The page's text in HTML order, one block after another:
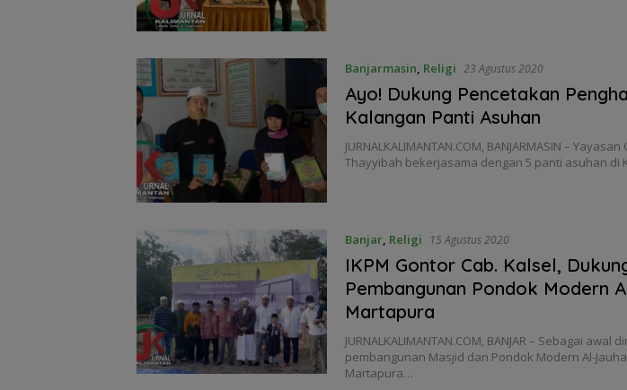
Banjarmasin, Religi 23 Agustus 2020
Ayo! Dukung Pencetakan
Kalangan Panti Asuhan
JURNALKALIMANTAN.COM, BANJARMASIN –
Thayyibah bekerjasama dengan 5 panti asuhan di
Banjar, Religi 15 Agustus 2020
IKPM Gontor Cab. Kalsel,
Pembangunan Pondok Modern
Martapura
JURNALKALIMANTAN.COM, BANJAR – Sebagai awal
pembangunan Masjid dan Pondok Modern Al-
Martapura…